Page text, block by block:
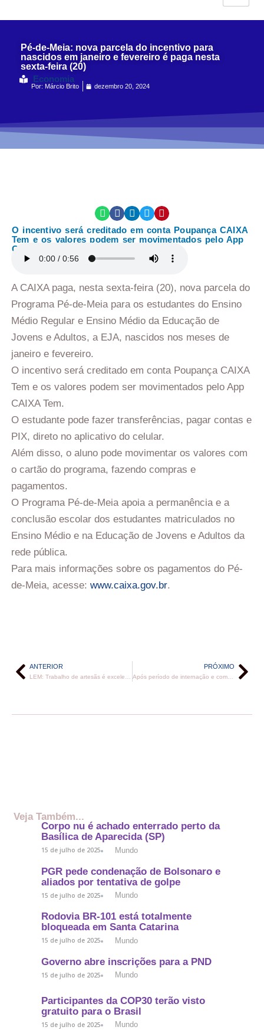
Pé-de-Meia: nova parcela do incentivo para
nascidos em janeiro e fevereiro é paga nesta
sexta-feira (20)
Economia
Por: Márcio Brito dezembro 20, 2024
O incentivo será creditado em conta Poupança CAIXA
Tem e os valores podem ser movimentados pelo App
CAIXA Tem
A CAIXA paga, nesta sexta-feira (20), nova parcela do
Programa Pé-de-Meia para os estudantes do Ensino
Médio Regular e Ensino Médio da Educação de
Jovens e Adultos, a EJA, nascidos nos meses de
janeiro e fevereiro.
O incentivo será creditado em conta Poupança CAIXA
Tem e os valores podem ser movimentados pelo App
CAIXA Tem.
O estudante pode fazer transferências, pagar contas e
PIX, direto no aplicativo do celular.
Além disso, o aluno pode movimentar os valores com
o cartão do programa, fazendo compras e
pagamentos.
O Programa Pé-de-Meia apoia a permanência e a
conclusão escolar dos estudantes matriculados no
Ensino Médio e na Educação de Jovens e Adultos da
rede pública.
Para mais informações sobre os pagamentos do Pé-
de-Meia, acesse: www.caixa.gov.br.
ANTERIOR PRÓXIMO
Após período de internação e coma, Claudia Alencar comemora retorno de “Tieta” e quer voltar às novelas: “Quero trabalhar”
Veja Também...
Corpo nu é achado enterrado perto da
Basílica de Aparecida (SP)
15 de julho de 2025 Mundo
PGR pede condenação de Bolsonaro e
aliados por tentativa de golpe
15 de julho de 2025 Mundo
Rodovia BR-101 está totalmente
bloqueada em Santa Catarina
15 de julho de 2025 Mundo
Governo abre inscrições para a PND
15 de julho de 2025 Mundo
Participantes da COP30 terão visto
gratuito para o Brasil
15 de julho de 2025 Mundo